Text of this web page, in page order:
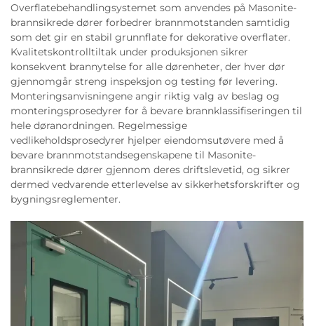
Overflatebehandlingsystemet som anvendes på Masonite-
brannsikrede dører forbedrer brannmotstanden samtidig
som det gir en stabil grunnflate for dekorative overflater.
Kvalitetskontrolltiltak under produksjonen sikrer
konsekvent brannytelse for alle dørenheter, der hver dør
gjennomgår streng inspeksjon og testing før levering.
Monteringsanvisningene angir riktig valg av beslag og
monteringsprosedyrer for å bevare brannklassifiseringen til
hele døranordningen. Regelmessige
vedlikeholdsprosedyrer hjelper eiendomsutøvere med å
bevare brannmotstandsegenskapene til Masonite-
brannsikrede dører gjennom deres driftslevetid, og sikrer
dermed vedvarende etterlevelse av sikkerhetsforskrifter og
bygningsreglementer.